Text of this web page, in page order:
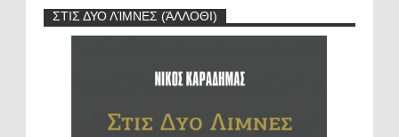
ΣΤΙΣ ΔΥΟ ΛΊΜΝΕΣ (ΆΛΛΟΘΙ)